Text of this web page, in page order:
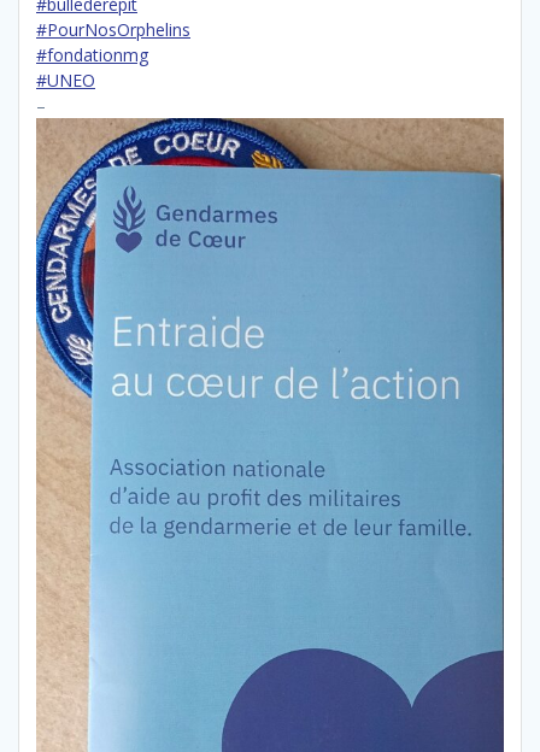
#PourNosOrphelins
#fondationmg
#UNEO
–